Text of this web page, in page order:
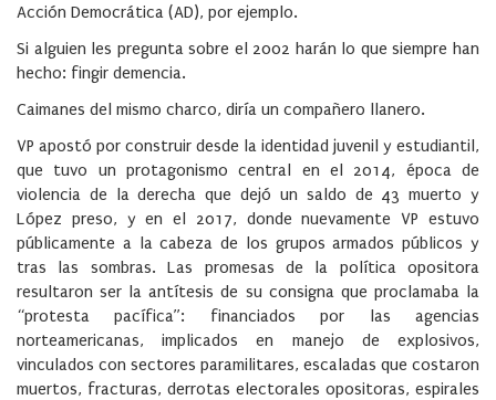
Acción Democrática (AD), por ejemplo.
Si alguien les pregunta sobre el 2002 harán lo que siempre han
hecho: fingir demencia.
Caimanes del mismo charco, diría un compañero llanero.
VP apostó por construir desde la identidad juvenil y estudiantil,
que tuvo un protagonismo central en el 2014, época de
violencia de la derecha que dejó un saldo de 43 muerto y
López preso, y en el 2017, donde nuevamente VP estuvo
públicamente a la cabeza de los grupos armados públicos y
tras las sombras. Las promesas de la política opositora
resultaron ser la antítesis de su consigna que proclamaba la
“protesta pacífica”: financiados por las agencias
norteamericanas, implicados en manejo de explosivos,
vinculados con sectores paramilitares, escaladas que costaron
muertos, fracturas, derrotas electorales opositoras, espirales